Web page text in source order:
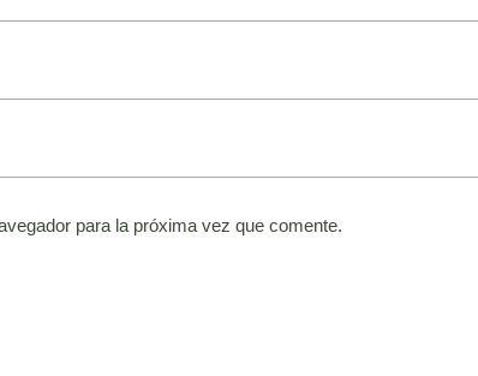
para la próxima vez que comente.